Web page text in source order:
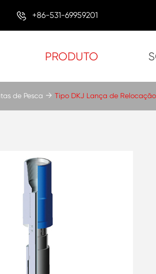
+86-531-69959201
PRODUTO
de Pesca Tipo DKJ Lança de Relocação